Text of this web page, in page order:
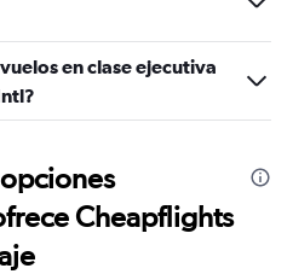
en clase ejecutiva
Cheapflights